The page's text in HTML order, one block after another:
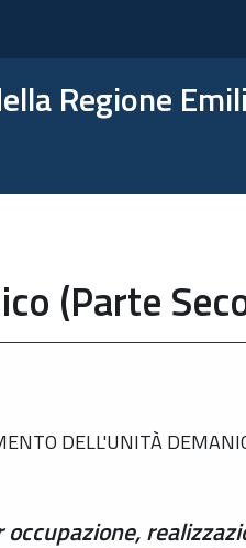
Regione
(Parte
DELL'UNITÀ